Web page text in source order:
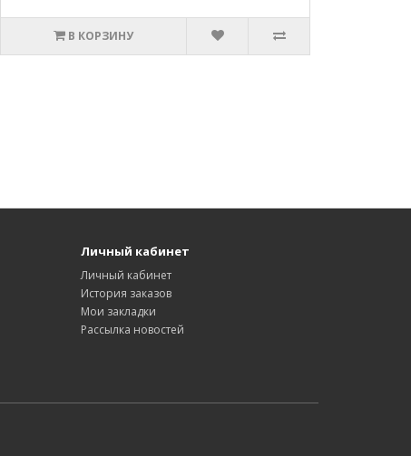
В КОРЗИНУ
Личный кабинет
Личный кабинет
История заказов
Мои закладки
Рассылка новостей